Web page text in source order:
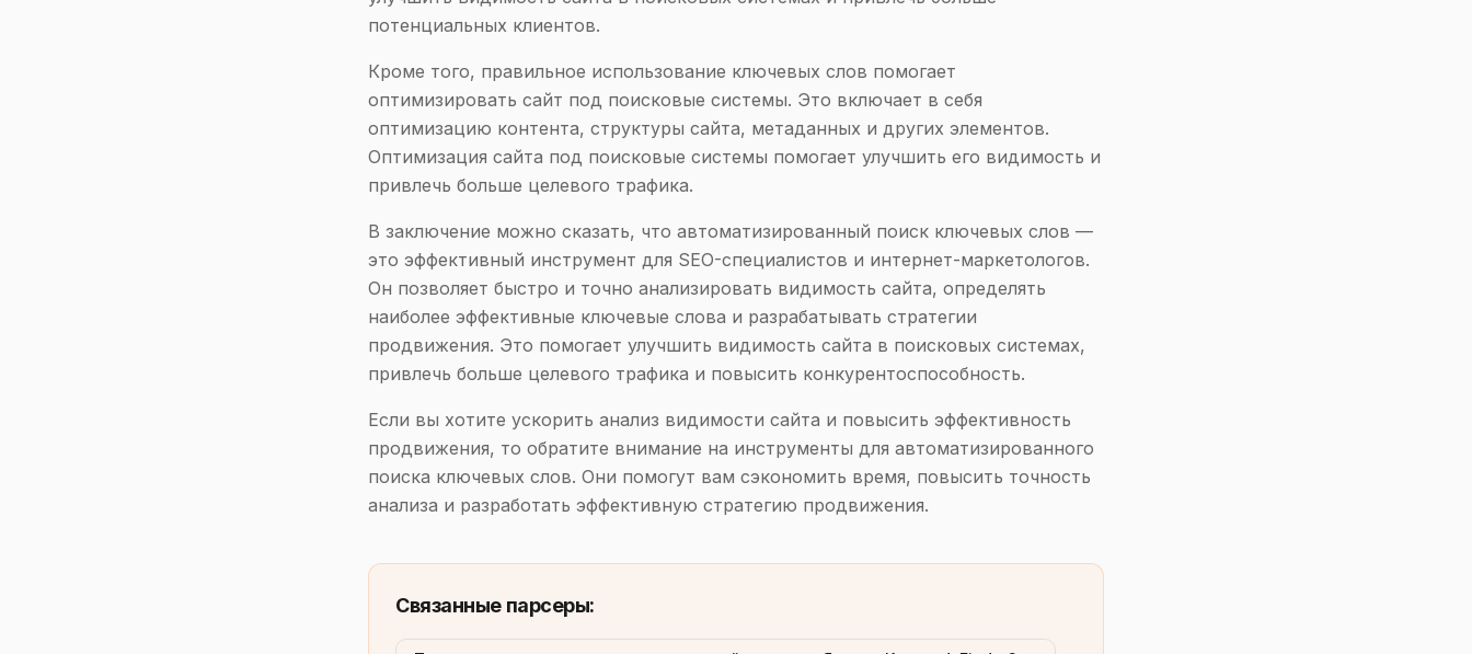
потенциальных клиентов.
Кроме того, правильное использование ключевых слов помогает
оптимизировать сайт под поисковые системы. Это включает в себя
оптимизацию контента, структуры сайта, метаданных и других элементов.
Оптимизация сайта под поисковые системы помогает улучшить его видимость и
привлечь больше целевого трафика.
В заключение можно сказать, что автоматизированный поиск ключевых слов —
это эффективный инструмент для SEO-специалистов и интернет-маркетологов.
Он позволяет быстро и точно анализировать видимость сайта, определять
наиболее эффективные ключевые слова и разрабатывать стратегии
продвижения. Это помогает улучшить видимость сайта в поисковых системах,
привлечь больше целевого трафика и повысить конкурентоспособность.
Если вы хотите ускорить анализ видимости сайта и повысить эффективность
продвижения, то обратите внимание на инструменты для автоматизированного
поиска ключевых слов. Они помогут вам сэкономить время, повысить точность
анализа и разработать эффективную стратегию продвижения.
Связанные парсеры: